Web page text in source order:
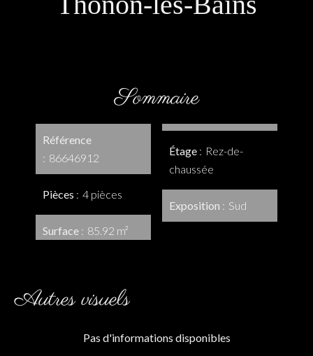
Sommaire
Référence
86646912
Pièces 4 pièces
Surface 85.92 m²
Étage
Rez-de-
chaussée
Exposition Sud
Autres visuels
Pas d'informations disponibles